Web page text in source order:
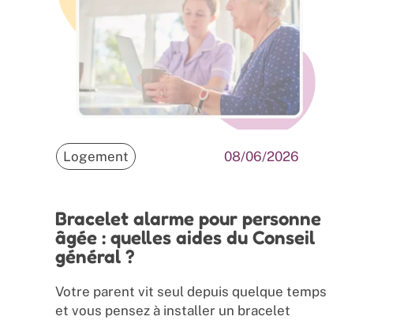
Logement 08/06/2026
Bracelet alarme pour personne
âgée : quelles aides du Conseil
général ?
Votre parent vit seul depuis quelque temps
et vous pensez à installer un bracelet